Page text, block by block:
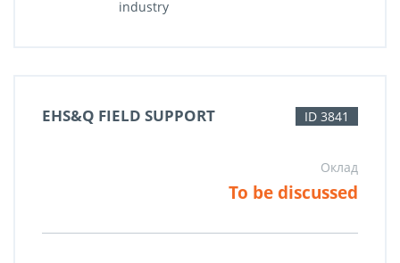
industry
EHS&Q FIELD SUPPORT ID 3841
Оклад
To be discussed